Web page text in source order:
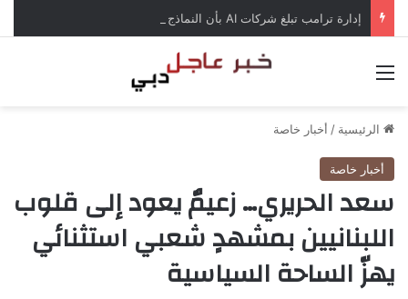
الرئيسية / أخبار خاصة
أخبار خاصة
سعد الحريري… زعيمٌ يعود إلى قلوب
اللبنانيين بمشهدٍ شعبي استثنائي
يهزّ الساحة السياسية